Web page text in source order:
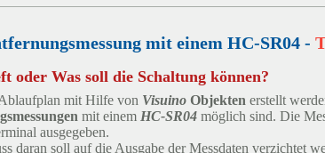
mit einem HC-SR04 -
oder Was soll die Schaltung können?
mit Hilfe von VisuinoObjekten erstellt
mit einem HC-SR04möglich sind. Die
ausgegeben.
daran soll auf die Ausgabe der Messdaten verzichtet